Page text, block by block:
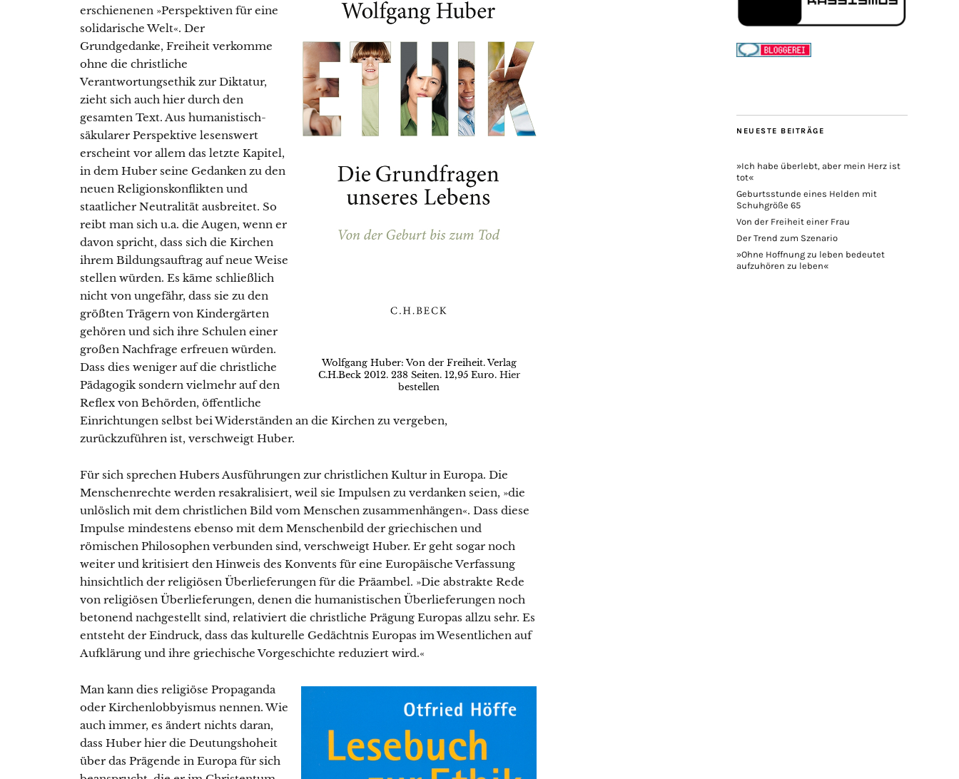
Wolfgang Huber: Von der Freiheit. Verlag
C.H.Beck 2012. 238 Seiten. 12,95 Euro. Hier
bestellen
erschienenen »Perspektiven für eine
solidarische Welt«. Der
Grundgedanke, Freiheit verkomme
ohne die christliche
Verantwortungsethik zur Diktatur,
zieht sich auch hier durch den
gesamten Text. Aus humanistisch-
säkularer Perspektive lesenswert
erscheint vor allem das letzte Kapitel,
in dem Huber seine Gedanken zu den
neuen Religionskonflikten und
staatlicher Neutralität ausbreitet. So
reibt man sich u.a. die Augen, wenn er
davon spricht, dass sich die Kirchen
ihrem Bildungsauftrag auf neue Weise
stellen würden. Es käme schließlich
nicht von ungefähr, dass sie zu den
größten Trägern von Kindergärten
gehören und sich ihre Schulen einer
großen Nachfrage erfreuen würden.
Dass dies weniger auf die christliche
Pädagogik sondern vielmehr auf den
Reflex von Behörden, öffentliche
Einrichtungen selbst bei Widerständen an die Kirchen zu vergeben,
zurückzuführen ist, verschweigt Huber.
Für sich sprechen Hubers Ausführungen zur christlichen Kultur in Europa. Die
Menschenrechte werden resakralisiert, weil sie Impulsen zu verdanken seien, »die
unlöslich mit dem christlichen Bild vom Menschen zusammenhängen«. Dass diese
Impulse mindestens ebenso mit dem Menschenbild der griechischen und
römischen Philosophen verbunden sind, verschweigt Huber. Er geht sogar noch
weiter und kritisiert den Hinweis des Konvents für eine Europäische Verfassung
hinsichtlich der religiösen Überlieferungen für die Präambel. »Die abstrakte Rede
von religiösen Überlieferungen, denen die humanistischen Überlieferungen noch
betonend nachgestellt sind, relativiert die christliche Prägung Europas allzu sehr. Es
entsteht der Eindruck, dass das kulturelle Gedächtnis Europas im Wesentlichen auf
Aufklärung und ihre griechische Vorgeschichte reduziert wird.«
Man kann dies religiöse Propaganda
oder Kirchenlobbyismus nennen. Wie
auch immer, es ändert nichts daran,
dass Huber hier die Deutungshoheit
über das Prägende in Europa für sich
NEUESTE BEITRÄGE
»Ich habe überlebt, aber mein Herz ist
tot«
Geburtsstunde eines Helden mit
Schuhgröße 65
Von der Freiheit einer Frau
Der Trend zum Szenario
»Ohne Hoffnung zu leben bedeutet
aufzuhören zu leben«